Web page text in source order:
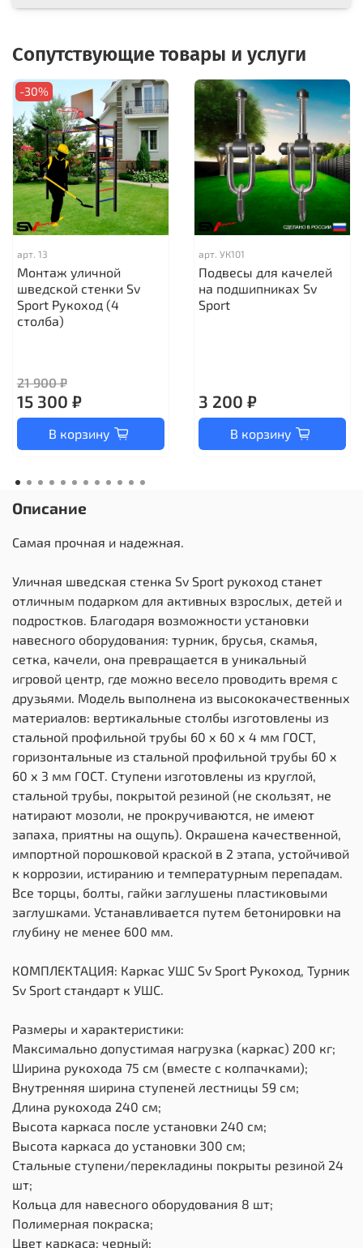
Сопутствующие товары и услуги
-30%
арт. 13
Монтаж уличной
шведской стенки Sv
Sport Рукоход (4
столба)
21 900 ₽
15 300 ₽
В корзину
арт. УК101
Подвесы для качелей
на подшипниках Sv
Sport
3 200 ₽
В корзину
Описание
Самая прочная и надежная.
Уличная шведская стенка Sv Sport рукоход станет
отличным подарком для активных взрослых, детей и
подростков. Благодаря возможности установки
навесного оборудования: турник, брусья, скамья,
сетка, качели, она превращается в уникальный
игровой центр, где можно весело проводить время с
друзьями. Модель выполнена из высококачественных
материалов: вертикальные столбы изготовлены из
стальной профильной трубы 60 х 60 х 4 мм ГОСТ,
горизонтальные из стальной профильной трубы 60 х
60 х 3 мм ГОСТ. Ступени изготовлены из круглой,
стальной трубы, покрытой резиной (не скользят, не
натирают мозоли, не прокручиваются, не имеют
запаха, приятны на ощупь). Окрашена качественной,
импортной порошковой краской в 2 этапа, устойчивой
к коррозии, истиранию и температурным перепадам.
Все торцы, болты, гайки заглушены пластиковыми
заглушками. Устанавливается путем бетонировки на
глубину не менее 600 мм.
КОМПЛЕКТАЦИЯ: Каркас УШС Sv Sport Рукоход, Турник
Sv Sport стандарт к УШС.
Размеры и характеристики:
Максимально допустимая нагрузка (каркас) 200 кг;
Ширина рукохода 75 см (вместе с колпачками);
Внутренняя ширина ступеней лестницы 59 см;
Длина рукохода 240 см;
Высота каркаса после установки 240 см;
Высота каркаса до установки 300 см;
Стальные ступени/перекладины покрыты резиной 24
шт;
Кольца для навесного оборудования 8 шт;
Полимерная покраска;
Цвет каркаса: черный;